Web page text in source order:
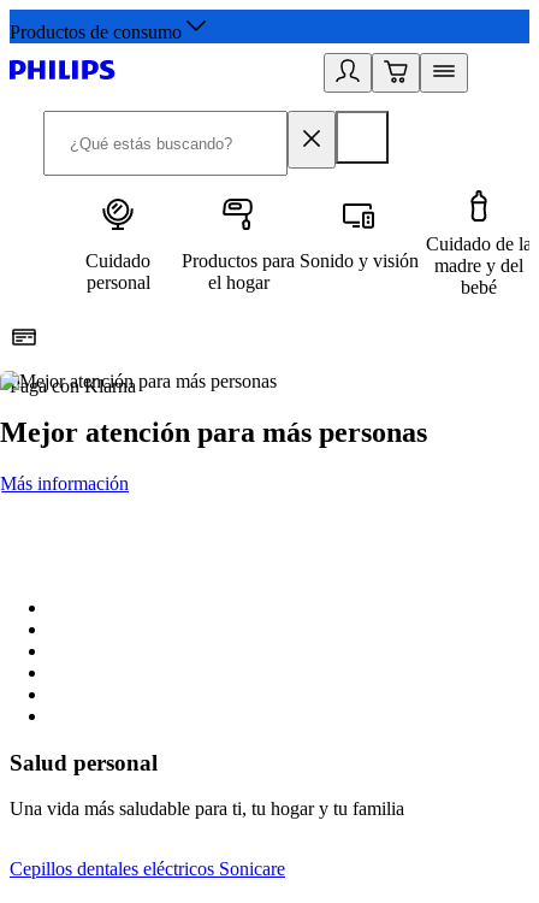
Productos de consumo
Cuidado
personal
Productos para
el hogar
Sonido y visión
Cuidado de la
madre y del
bebé
Paga con Klarna
Mejor atención para más personas
Más información
Salud personal
Una vida más saludable para ti, tu hogar y tu familia
Cepillos dentales eléctricos Sonicare